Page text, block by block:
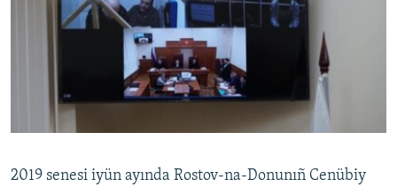
2019 senesi iyün ayında Rostov-na-Donunıñ Cenübiy